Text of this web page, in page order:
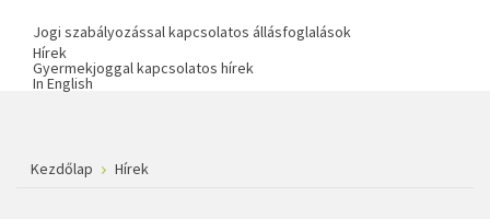
Jogi szabályozással kapcsolatos állásfoglalások
Hírek
Gyermekjoggal kapcsolatos hírek
In English
Kezdőlap Hírek